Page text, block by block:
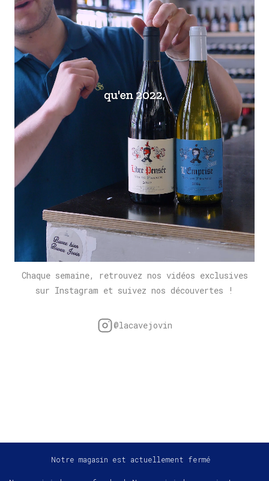
Chaque semaine, retrouvez nos vidéos exclusives
sur Instagram et suivez nos découvertes !
@lacavejovin
Notre magasin est actuellement fermé